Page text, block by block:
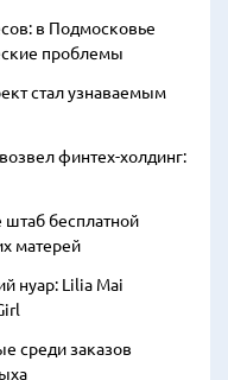
в Подмосковье
проблемы
стал узнаваемым
финтех-холдинг:
бесплатной
матерей
нуар: Lilia Mai
среди заказов